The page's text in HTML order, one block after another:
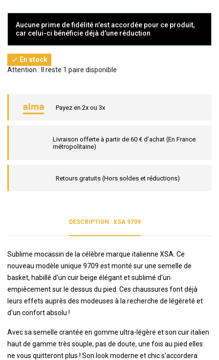
Aucune prime de fidélité n'est accordée pour ce produit,
car celui-ci bénéficie déjà d'une réduction
 En stock
Attention : Il reste 1 paire disponible
Payez en 2x ou 3x
Livraison offerte à partir de 60 € d’achat (En France
métropolitaine)
Retours gratuits (Hors soldes et réductions)
DESCRIPTION : XSA 9709
Sublime mocassin de la célèbre marque italienne XSA. Ce
nouveau modèle unique 9709 est monté sur une semelle de
basket, habillé d'un cuir beige élégant et sublimé d'un
empiècement sur le dessus du pied. Ces chaussures font déjà
leurs effets auprès des modeuses à la recherche de légèreté et
d'un confort absolu !
Avec sa semelle crantée en gomme ultra-légère et son cuir italien
haut de gamme très souple, pas de doute, une fois au pied elles
ne vous quitteront plus ! Son look moderne et chic s'accordera